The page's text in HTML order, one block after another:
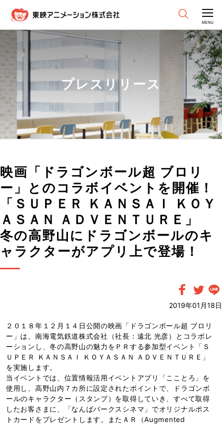
CLOSE
MENU
プレスリリース
映画「ドラゴンボール超 ブロリ
ー」とのコラボイベントを開催！
「ＳＵＰＥＲ ＫＡＮＳＡＩ ＫＯＹ
ＡＳＡＮ ＡＤＶＥＮＴＵＲＥ」
冬の高野山にドラゴンボールのキ
ャラクターがアプリ上で登場！
2019年01月18日
２０１８年１２月１４日公開の映画「ドラゴンボール超 ブロリ
ー」は、南海電気鉄道株式会社（社長：遠北 光彦）とコラボレ
ーションし、冬の高野山の魅力をＰＲする参加型イベント「Ｓ
ＵＰＥＲ ＫＡＮＳＡＩ ＫＯＹＡＳＡＮ ＡＤＶＥＮＴＵＲＥ」
を実施します。
当イベントでは、位置情報活用イベントアプリ「こことろ」を
使用し、高野山内７カ所に設定されたポイントで、ドラゴンボ
ールのキャラクター（スタンプ）を取得していき、すべて取得
したお客さまに、「なんばパークスシネマ」でオリジナルポス
トカードをプレゼントします。またＡＲ（Augmented